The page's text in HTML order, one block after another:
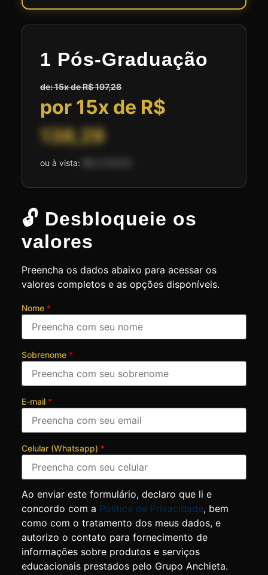
1 Pós-Graduação
de: 15x de R$ 197,28
por 15x de R$
138,29
ou à vista:
🔓 Desbloqueie os
valores
Preencha os dados abaixo para acessar os
valores completos e as opções disponíveis.
Nome *
Sobrenome *
E-mail *
Celular (Whatsapp) *
Ao enviar este formulário, declaro que li e
concordo com a Política de Privacidade, bem
como com o tratamento dos meus dados, e
autorizo o contato para fornecimento de
informações sobre produtos e serviços
educacionais prestados pelo Grupo Anchieta.